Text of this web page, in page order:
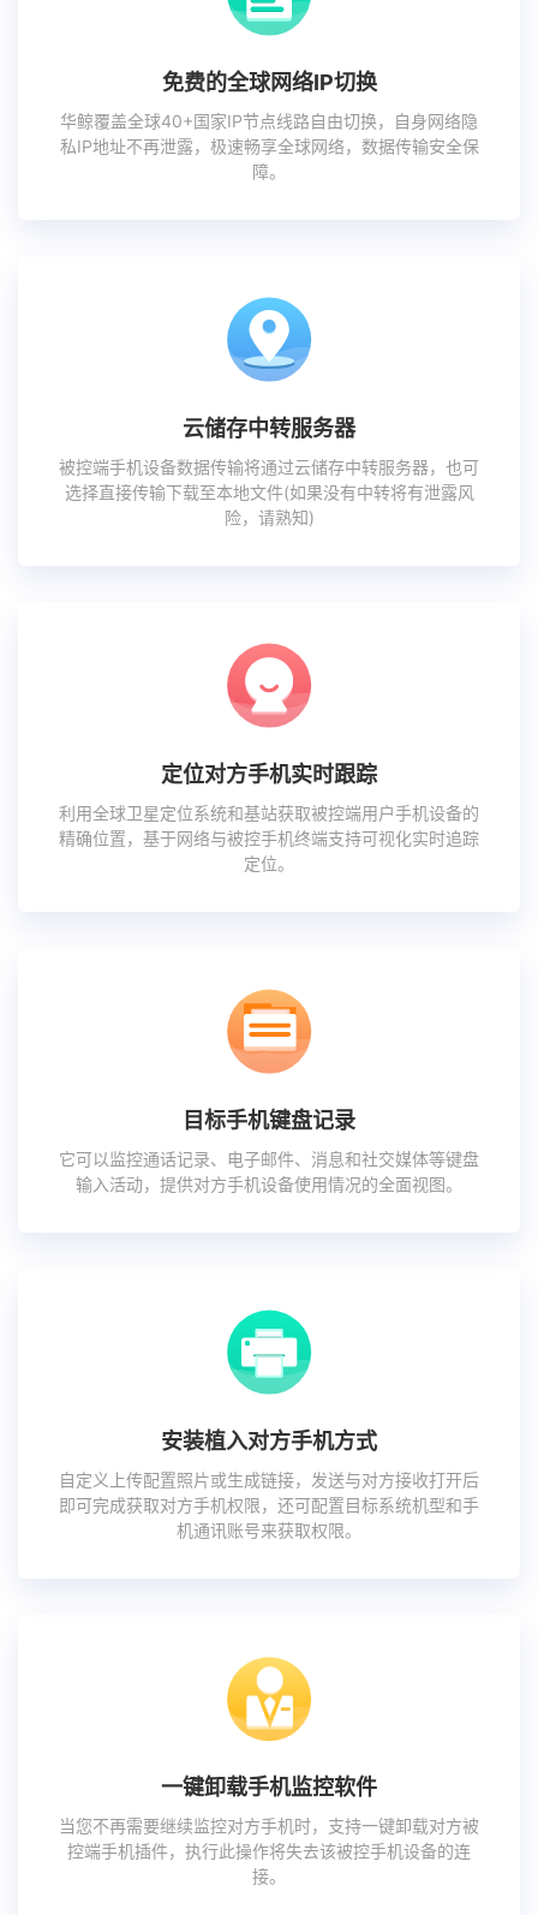
免费的全球网络IP切换
华鲸覆盖全球40+国家IP节点线路自由切换，自身网络隐
私IP地址不再泄露，极速畅享全球网络，数据传输安全保
障。
云储存中转服务器
被控端手机设备数据传输将通过云储存中转服务器，也可
选择直接传输下载至本地文件(如果没有中转将有泄露风
险，请熟知)
定位对方手机实时跟踪
利用全球卫星定位系统和基站获取被控端用户手机设备的
精确位置，基于网络与被控手机终端支持可视化实时追踪
定位。
目标手机键盘记录
它可以监控通话记录、电子邮件、消息和社交媒体等键盘
输入活动，提供对方手机设备使用情况的全面视图。
安装植入对方手机方式
自定义上传配置照片或生成链接，发送与对方接收打开后
即可完成获取对方手机权限，还可配置目标系统机型和手
机通讯账号来获取权限。
一键卸载手机监控软件
当您不再需要继续监控对方手机时，支持一键卸载对方被
控端手机插件，执行此操作将失去该被控手机设备的连
接。